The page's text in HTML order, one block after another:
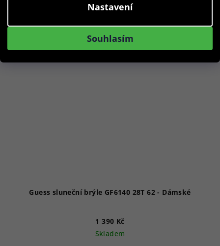
Nastavení
Souhlasím
Guess sluneční brýle GF6140 28T 62 - Dámské
1 390 Kč
Skladem